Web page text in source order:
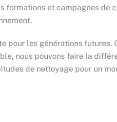
formations et campagnes de
pour les générations futures.
nous pouvons faire la
de nettoyage pour un